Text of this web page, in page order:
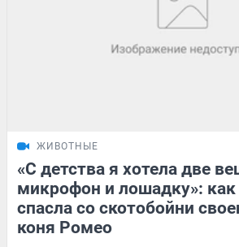
ЖИВОТНЫЕ
«С детства я хотела две
микрофон и лошадку»:
спасла со скотобойни
коня Ромео